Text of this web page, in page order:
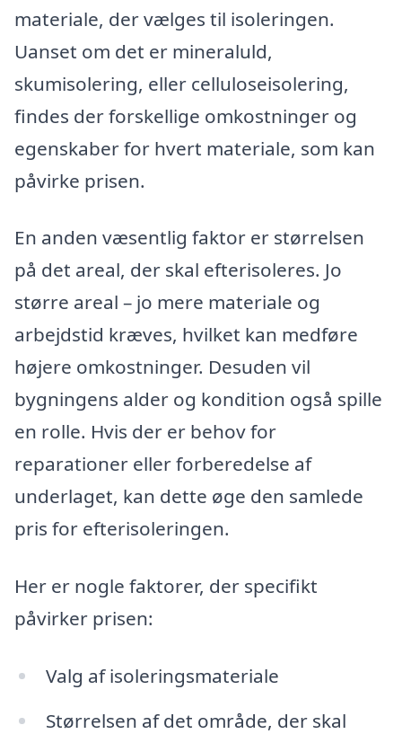
materiale, der vælges til isoleringen.
Uanset om det er mineraluld,
skumisolering, eller celluloseisolering,
findes der forskellige omkostninger og
egenskaber for hvert materiale, som kan
påvirke prisen.
En anden væsentlig faktor er størrelsen
på det areal, der skal efterisoleres. Jo
større areal – jo mere materiale og
arbejdstid kræves, hvilket kan medføre
højere omkostninger. Desuden vil
bygningens alder og kondition også spille
en rolle. Hvis der er behov for
reparationer eller forberedelse af
underlaget, kan dette øge den samlede
pris for efterisoleringen.
Her er nogle faktorer, der specifikt
påvirker prisen:
Valg af isoleringsmateriale
Størrelsen af det område, der skal